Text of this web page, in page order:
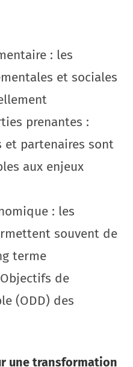
: les
et sociales
prenantes :
et partenaires sont
aux enjeux
: les
souvent de
terme
de
(ODD) des
une transformation